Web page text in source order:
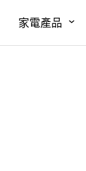
家電產品